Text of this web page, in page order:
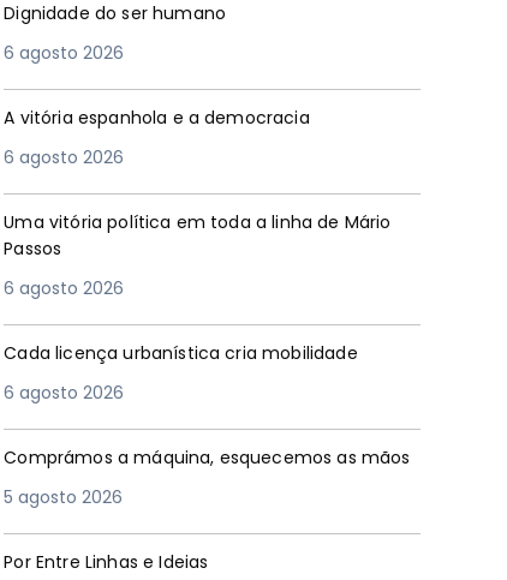
Dignidade do ser humano
6 agosto 2026
A vitória espanhola e a democracia
6 agosto 2026
Uma vitória política em toda a linha de Mário
Passos
6 agosto 2026
Cada licença urbanística cria mobilidade
6 agosto 2026
Comprámos a máquina, esquecemos as mãos
5 agosto 2026
Por Entre Linhas e Ideias